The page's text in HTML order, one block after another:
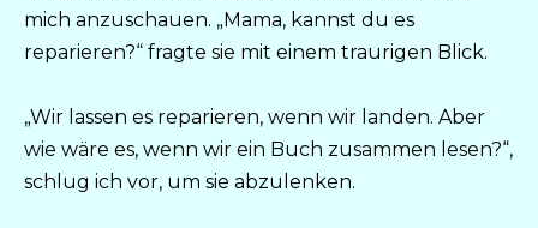
mich anzuschauen. „Mama, kannst du es
reparieren?“ fragte sie mit einem traurigen Blick.
„Wir lassen es reparieren, wenn wir landen. Aber
wie wäre es, wenn wir ein Buch zusammen lesen?“,
schlug ich vor, um sie abzulenken.